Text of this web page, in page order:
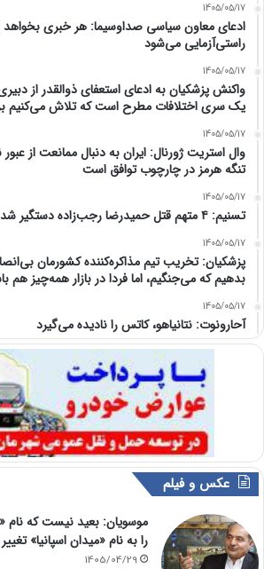
1405/05/17
ادعای معاون سیاسی صداوسیما: هر خبری بخواهد
راستی‌آزمایی می‌شود
1405/05/17
واکنش پزشکیان به ادعای استعفای ذوالقدر از
یک سری اختلافات مطرح است که تلاش می‌کنیم
1405/05/17
وال استریت ژورنال: ایران به دنبال ممانعت از
تنگه هرمز در چارچوب توافق است
1405/05/17
تسنیم: ۴ متهم قتل حمیدرضا رجب‌زاده دستگیر شدند
1405/05/17
پزشکیان: تخریب تیم مذاکره‌کننده کشورمان
بدهیم که می‌جنگیم، اما فردا در بازار همه‌چیز هم
1405/05/17
آحارونوت: نتانیاهو، کاتس را نادیده می‌گیرد
عکس و فیلم
موسویان: بعید نیست که نام
را به نام «میدان اسپانیا»
1405/04/29